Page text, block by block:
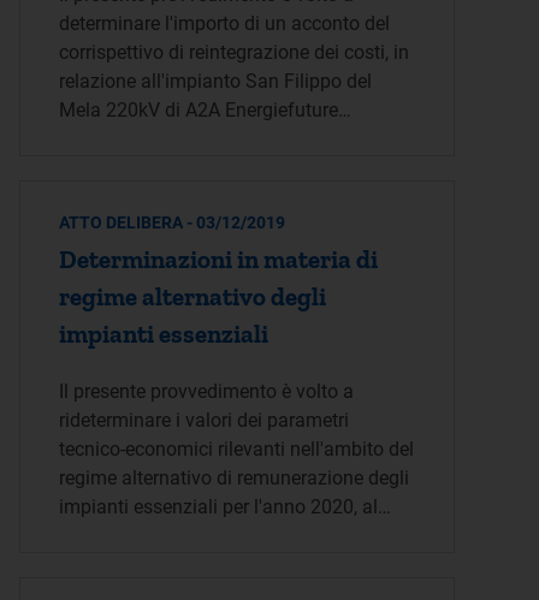
determinare l'importo di un acconto del
corrispettivo di reintegrazione dei costi, in
relazione all'impianto San Filippo del
Mela 220kV di A2A Energiefuture…
ATTO DELIBERA - 03/12/2019
Determinazioni in materia di
regime alternativo degli
impianti essenziali
Il presente provvedimento è volto a
rideterminare i valori dei parametri
tecnico-economici rilevanti nell'ambito del
regime alternativo di remunerazione degli
impianti essenziali per l'anno 2020, al…